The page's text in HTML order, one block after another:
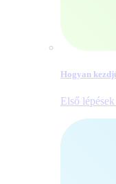
Hogyan
Első